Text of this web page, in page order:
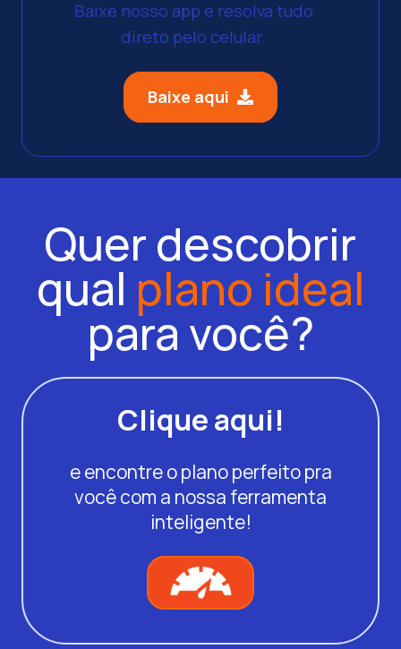
Baixe nosso app e resolva tudo
direto pelo celular.
Baixe aqui
Quer descobrir
qual plano ideal
para você?
Clique aqui!
e encontre o plano perfeito pra
você com a nossa ferramenta
inteligente!